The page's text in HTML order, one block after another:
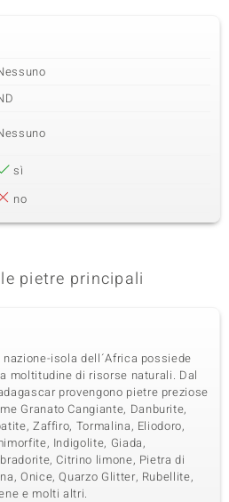
sì
no
pietre principali
nazione-isola dell´Africa possiede
moltitudine di risorse naturali. Dal
provengono pietre preziose
Granato Cangiante, Danburite,
Zaffiro, Tormalina, Eliodoro,
Indigolite, Giada,
Citrino limone, Pietra di
Onice, Quarzo Glitter, Rubellite,
e molti altri.